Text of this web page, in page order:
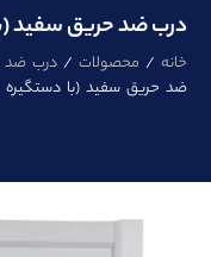
درب ضد حریق سفید
خانه / محصولات / درب ضد
ضد حریق سفید (با دستگیره